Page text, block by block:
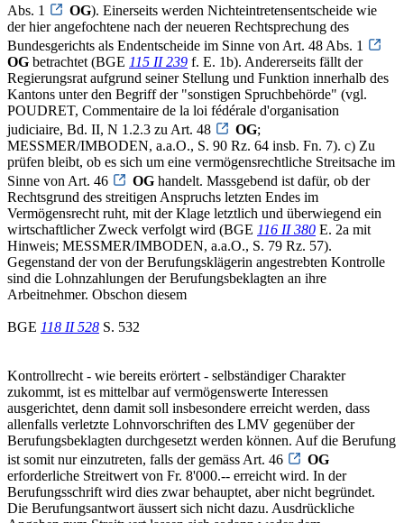
Abs. 1
OG). Einerseits werden Nichteintretensentscheide wie
der hier angefochtene nach der neueren Rechtsprechung des
Bundesgerichts als Endentscheide im Sinne von Art. 48 Abs. 1
OG betrachtet (BGE 115 II 239 f. E. 1b). Andererseits fällt der
Regierungsrat aufgrund seiner Stellung und Funktion innerhalb des
Kantons unter den Begriff der "sonstigen Spruchbehörde" (vgl.
POUDRET, Commentaire de la loi fédérale d'organisation
judiciaire, Bd. II, N 1.2.3 zu Art. 48
OG;
MESSMER/IMBODEN, a.a.O., S. 90 Rz. 64 insb. Fn. 7). c) Zu
prüfen bleibt, ob es sich um eine vermögensrechtliche Streitsache im
Sinne von Art. 46
OG handelt. Massgebend ist dafür, ob der
Rechtsgrund des streitigen Anspruchs letzten Endes im
Vermögensrecht ruht, mit der Klage letztlich und überwiegend ein
wirtschaftlicher Zweck verfolgt wird (BGE 116 II 380 E. 2a mit
Hinweis; MESSMER/IMBODEN, a.a.O., S. 79 Rz. 57).
Gegenstand der von der Berufungsklägerin angestrebten Kontrolle
sind die Lohnzahlungen der Berufungsbeklagten an ihre
Arbeitnehmer. Obschon diesem
BGE 118 II 528 S. 532
Kontrollrecht - wie bereits erörtert - selbständiger Charakter
zukommt, ist es mittelbar auf vermögenswerte Interessen
ausgerichtet, denn damit soll insbesondere erreicht werden, dass
allenfalls verletzte Lohnvorschriften des LMV gegenüber der
Berufungsbeklagten durchgesetzt werden können. Auf die Berufung
ist somit nur einzutreten, falls der gemäss Art. 46
OG
erforderliche Streitwert von Fr. 8'000.-- erreicht wird. In der
Berufungsschrift wird dies zwar behauptet, aber nicht begründet.
Die Berufungsantwort äussert sich nicht dazu. Ausdrückliche